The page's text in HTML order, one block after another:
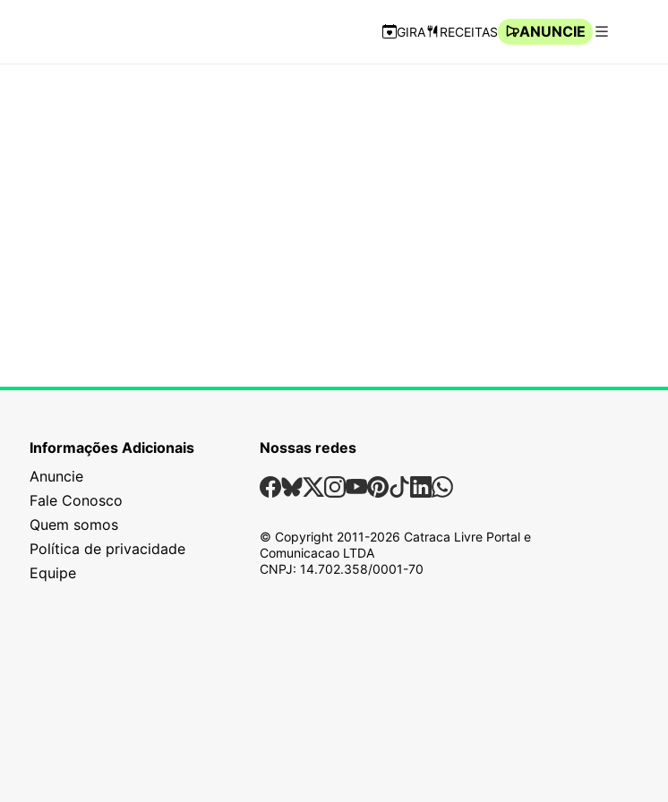
Navegação Rápida
GIRA RECEITAS
ANUNCIE
Informações Adicionais
Anuncie
Fale Conosco
Quem somos
Política de privacidade
Equipe
Nossas redes
Nossas Redes Sociais
Facebook
Bsky
X Instagram
Youtube
Pinterest
TiktokLinkedin
Whatsapp
© Copyright 2011-2026 Catraca Livre Portal e
Comunicacao LTDA
CNPJ: 14.702.358/0001-70